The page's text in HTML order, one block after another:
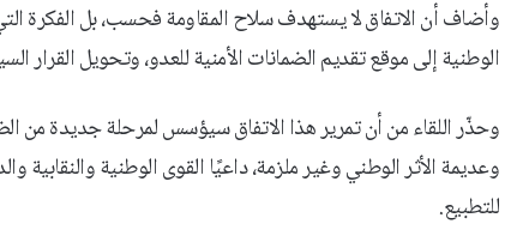
وأضاف أن الاتفاق لا يستهدف سلاح المقاومة فحسب، بل الفكرة
الوطنية إلى موقع تقديم الضمانات الأمنية للعدو، وتحويل القرار
وحذّر اللقاء من أن تمرير هذا الاتفاق سيؤسس لمرحلة جديدة من
وعديمة الأثر الوطني وغير ملزمة، داعيًا القوى الوطنية
للتطبيع.